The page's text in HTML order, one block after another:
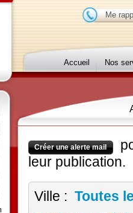
Me
Accueil Nos
Créer une alerte mail
leur
Ville :